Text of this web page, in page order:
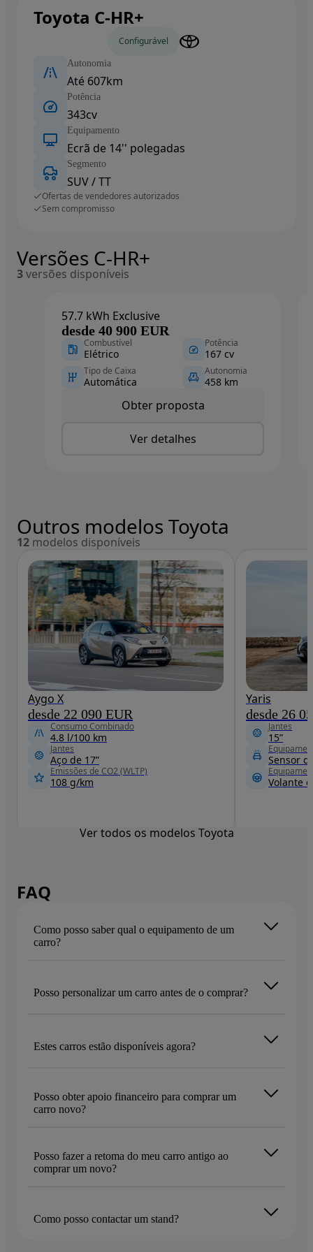
Toyota C-HR+
Configurável
Autonomia
Até 607km
Potência
343cv
Equipamento
Ecrã de 14'' polegadas
Segmento
SUV / TT
Ofertas de vendedores autorizados
Sem compromisso
Versões C-HR+
3versões disponíveis
57.7 kWh Exclusive
desde 40 900 EUR
Combustível
Elétrico
Potência
167 cv
Tipo de Caixa
Automática
Autonomia
458 km
Obter proposta
Ver detalhes
Outros modelos Toyota
12 modelos disponíveis
Aygo X
desde 22 090 EUR
Consumo Combinado
4.8 l/100 km
Jantes
Aço de 17”
Emissões de CO2 (WLTP)
108 g/km
Yaris
desde 26
Jantes
15”
Sensor
Volante
Ver todos os modelos Toyota
FAQ
Como posso saber qual o equipamento de um
carro?
Posso personalizar um carro antes de o comprar?
Estes carros estão disponíveis agora?
Posso obter apoio financeiro para comprar um
carro novo?
Posso fazer a retoma do meu carro antigo ao
comprar um novo?
Como posso contactar um stand?